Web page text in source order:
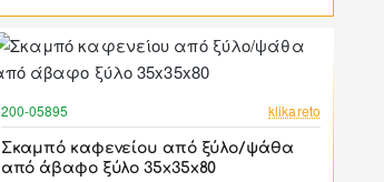
200-05895 klikareto
Σκαμπό καφενείου από ξύλο/ψάθα
από άβαφο ξύλο 35x35x80